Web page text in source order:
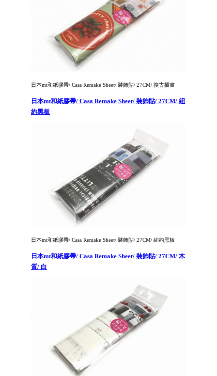
日本mt和紙膠帶/ Casa Remake Sheet/ 裝飾貼/ 27CM/ 復古插畫
日本mt和紙膠帶/ Casa Remake Sheet/ 裝飾貼/ 27CM/ 紐
約黑板
日本mt和紙膠帶/ Casa Remake Sheet/ 裝飾貼/ 27CM/ 紐約黑板
日本mt和紙膠帶/ Casa Remake Sheet/ 裝飾貼/ 27CM/ 木
質/ 白